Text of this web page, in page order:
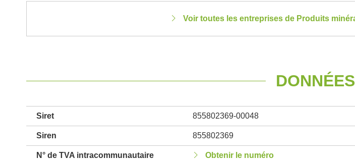
Voir toutes les entreprises de Produits
Siret 855802369-00048
Siren 855802369
N° de TVA intracommunautaire Obtenir le numéro